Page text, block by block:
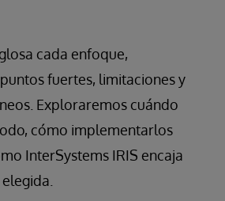
cada enfoque,
fuertes, limitaciones y
Exploraremos cuándo
cómo implementarlos
InterSystems IRIS encaja